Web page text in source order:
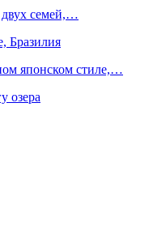
двух семей,…
Бразилия
японском стиле,…
озера